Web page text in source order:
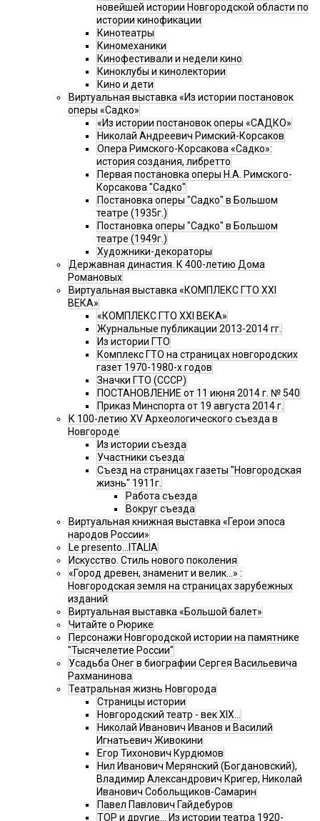
новейшей истории Новгородской области по
истории кинофикации
Кинотеатры
Киномеханики
Кинофестивали и недели кино
Киноклубы и кинолектории
Кино и дети
Виртуальная выставка «Из истории постановок
оперы «Садко»
«Из истории постановок оперы «САДКО»
Николай Андреевич Римский-Корсаков
Опера Римского-Корсакова «Садко»:
история создания, либретто
Первая постановка оперы Н.А. Римского-
Корсакова "Садко"
Постановка оперы "Садко" в Большом
театре (1935г.)
Постановка оперы "Садко" в Большом
театре (1949г.)
Художники-декораторы
Державная династия. К 400-летию Дома
Романовых
Виртуальная выставка «КОМПЛЕКС ГТО XXI
ВЕКА»
«КОМПЛЕКС ГТО XXI ВЕКА»
Журнальные публикации 2013-2014 гг.
Из истории ГТО
Комплекс ГТО на страницах новгородских
газет 1970-1980-х годов
Значки ГТО (СССР)
ПОСТАНОВЛЕНИЕ от 11 июня 2014 г. № 540
Приказ Минспорта от 19 августа 2014 г.
К 100-летию XV Археологического съезда в
Новгороде
Из истории съезда
Участники съезда
Cъезд на страницах газеты "Новгородская
жизнь" 1911г.
Работа съезда
Вокруг съезда
Виртуальная книжная выставка «Герои эпоса
народов России»
Le presento...ITALIA
Искусство. Стиль нового поколения
«Город древен, знаменит и велик…» :
Новгородская земля на страницах зарубежных
изданий
Виртуальная выставка «Большой балет»
Читайте о Рюрике
Персонажи Новгородской истории на памятнике
"Тысячелетие России"
Усадьба Онег в биографии Сергея Васильевича
Рахманинова
Театральная жизнь Новгорода
Страницы истории
Новгородский театр - век XIX…
Николай Иванович Иванов и Василий
Игнатьевич Живокини
Егор Тихонович Курдюмов
Нил Иванович Мерянский (Богдановский),
Владимир Александрович Кригер, Николай
Иванович Собольщиков-Самарин
Павел Павлович Гайдебуров
ТОР и другие… Из истории театра 1920-